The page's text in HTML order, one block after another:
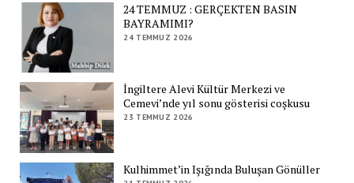
24 TEMMUZ : GERÇEKTEN BASIN
BAYRAMIMI?
24 TEMMUZ 2026
İngiltere Alevi Kültür Merkezi ve
Cemevi’nde yıl sonu gösterisi coşkusu
23 TEMMUZ 2026
Kulhimmet’in Işığında Buluşan Gönüller